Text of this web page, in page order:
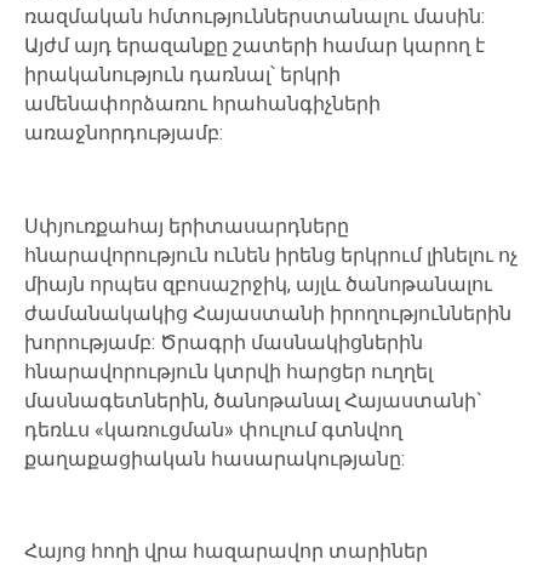
ռազմական հմտություններստանալու մասին:
Այժմ այդ երազանքը շատերի համար կարող է
իրականություն դառնալ՝ երկրի
ամենափորձառու հրահանգիչների
առաջնորդությամբ:
Սփյուռքահայ երիտասարդները
հնարավորություն ունեն իրենց երկրում լինելու ոչ
միայն որպես զբոսաշրջիկ, այլև ծանոթանալու
ժամանակակից Հայաստանի իրողություններին
խորությամբ: Ծրագրի մասնակիցներին
հնարավորություն կտրվի հարցեր ուղղել
մասնագետներին, ծանոթանալ Հայաստանի`
դեռևս «կառուցման» փուլում գտնվող
քաղաքացիական հասարակությանը:
Հայոց հողի վրա հազարավոր տարիներ